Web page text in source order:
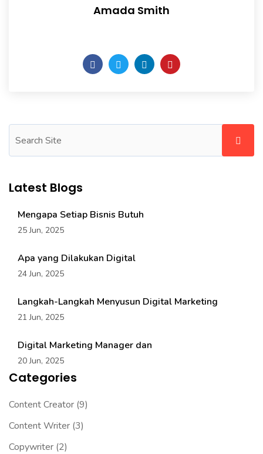
Amada Smith
Latest Blogs
Mengapa Setiap Bisnis Butuh
25 Jun, 2025
Apa yang Dilakukan Digital
24 Jun, 2025
Langkah-Langkah Menyusun Digital Marketing
21 Jun, 2025
Digital Marketing Manager dan
20 Jun, 2025
Categories
Content Creator (9)
Content Writer (3)
Copywriter (2)